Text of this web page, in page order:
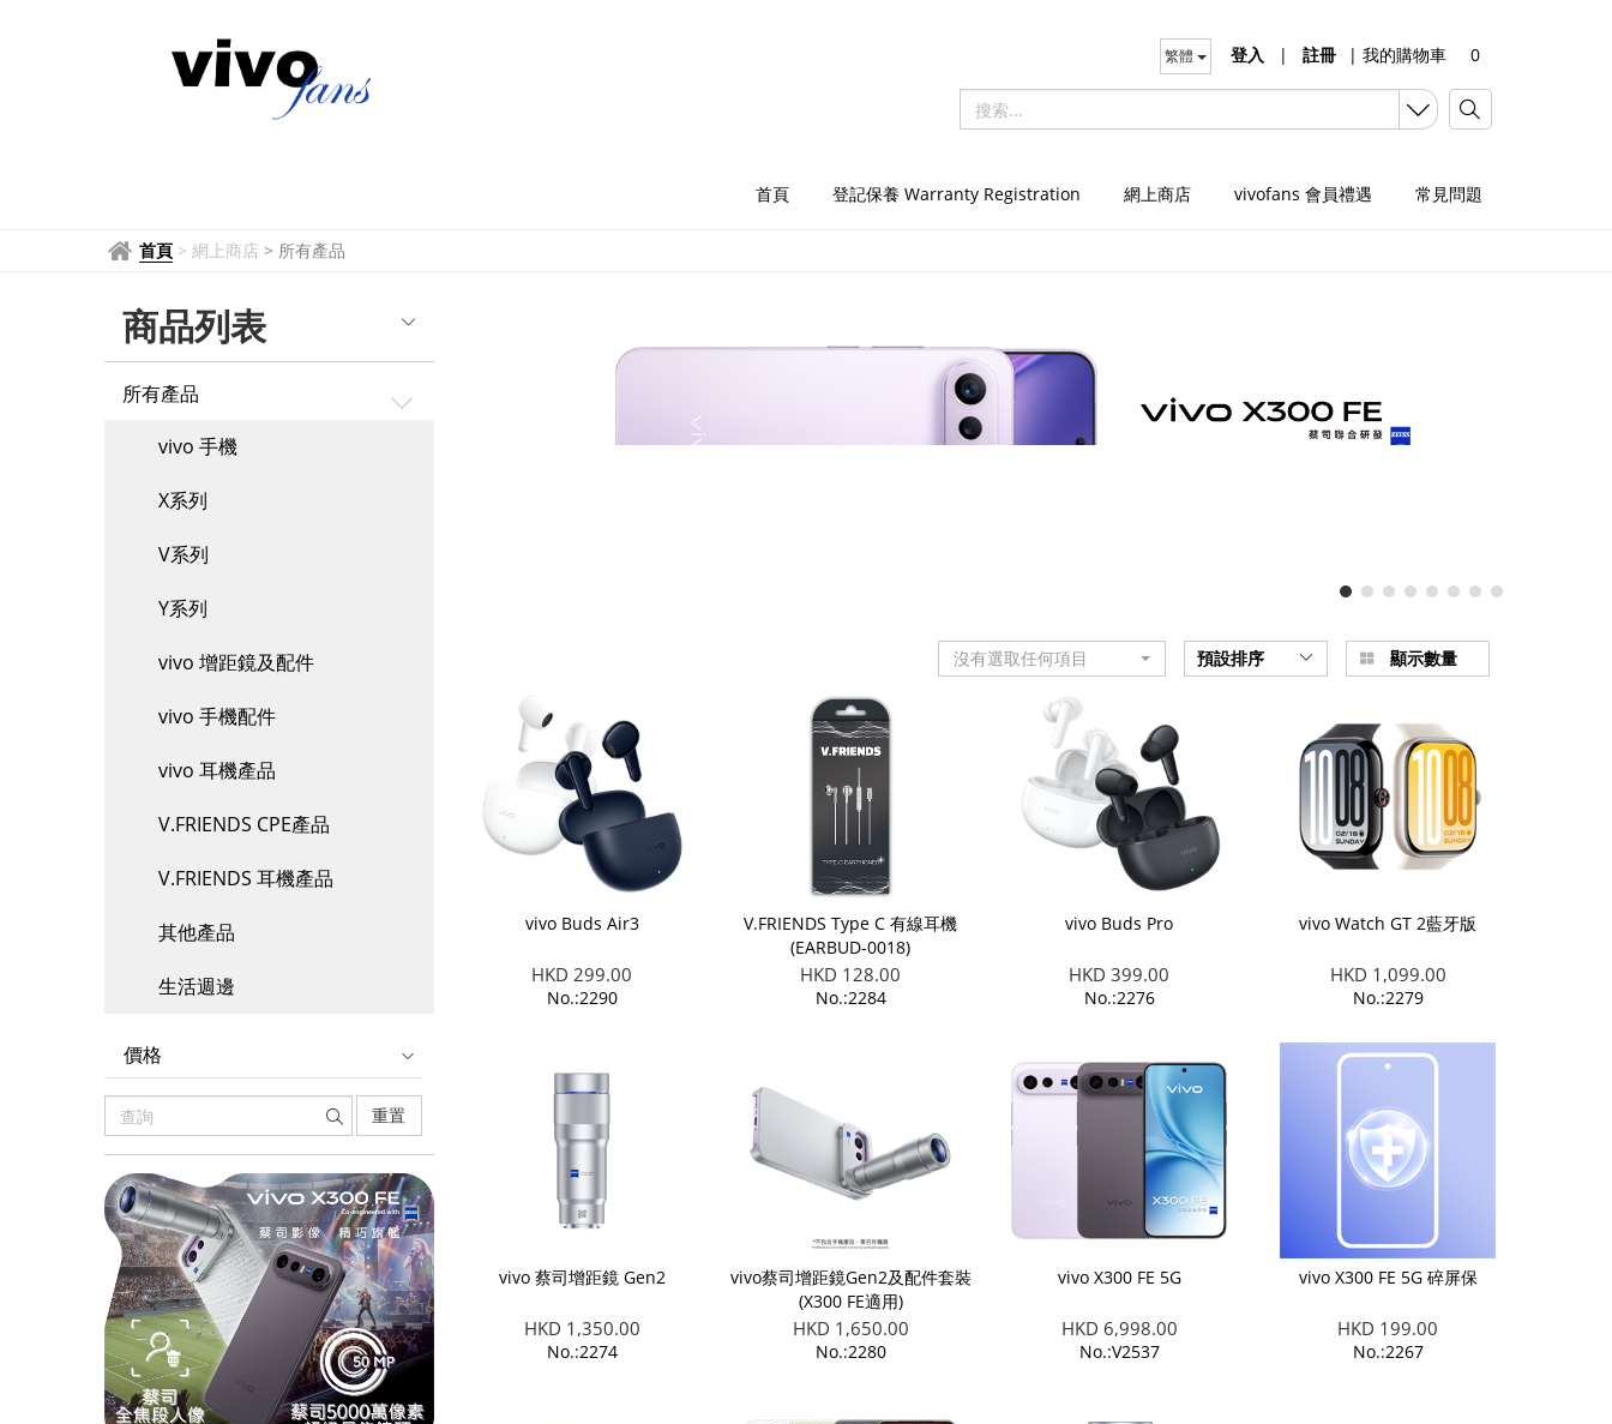
| 我的購物車 0
登入 | 註冊
繁體
首頁 登記保養 Warranty Registration 網上商店 vivofans 會員禮遇 常見問題
首頁 > 網上商店 > 所有產品
商品列表
所有產品
vivo 手機
X系列
V系列
Y系列
vivo 增距鏡及配件
vivo 手機配件
vivo 耳機產品
V.FRIENDS CPE產品
V.FRIENDS 耳機產品
其他產品
生活週邊
價格
重置
沒有選取任何項目 顯示數量
預設排序
vivo Buds Air3
HKD 299.00
No.:2290
V.FRIENDS Type C 有線耳機
(EARBUD-0018)
HKD 128.00
No.:2284
vivo Buds Pro
HKD 399.00
No.:2276
vivo Watch GT 2藍牙版
HKD 1,099.00
No.:2279
vivo 蔡司增距鏡 Gen2
HKD 1,350.00
No.:2274
vivo蔡司增距鏡Gen2及配件套裝
(X300 FE適用)
HKD 1,650.00
No.:2280
vivo X300 FE 5G
HKD 6,998.00
No.:V2537
vivo X300 FE 5G 碎屏保
HKD 199.00
No.:2267